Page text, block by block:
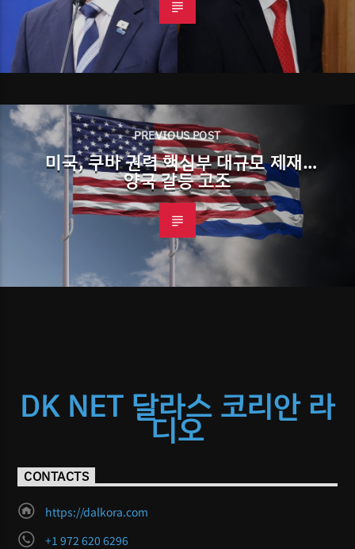
PREVIOUS POST
미국, 쿠바 권력 핵심부 대규모 제재…
양국 갈등 고조
DK NET 달라스 코리안 라
디오
CONTACTS
https://dalkora.com
+1 972 620 6296